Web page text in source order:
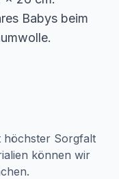
Babys beim
höchster Sorgfalt
können wir